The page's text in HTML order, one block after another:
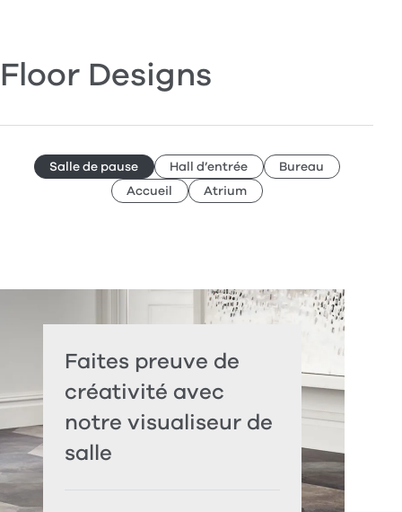
Floor Designs
Salle de pause Hall d’entrée
Bureau
Accueil
Atrium
Faites preuve de
créativité avec
notre visualiseur de
salle